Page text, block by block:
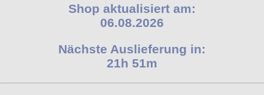
Shop aktualisiert am:
06.08.2026
Nächste Auslieferung in:
21h 51m